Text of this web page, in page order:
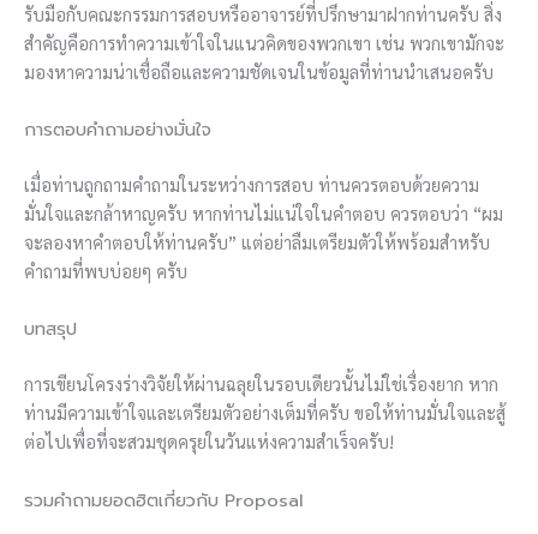
รับมือกับคณะกรรมการสอบหรืออาจารย์ที่ปรึกษามาฝากท่านครับ สิ่ง
สำคัญคือการทำความเข้าใจในแนวคิดของพวกเขา เช่น พวกเขามักจะ
มองหาความน่าเชื่อถือและความชัดเจนในข้อมูลที่ท่านนำเสนอครับ
การตอบคำถามอย่างมั่นใจ
เมื่อท่านถูกถามคำถามในระหว่างการสอบ ท่านควรตอบด้วยความ
มั่นใจและกล้าหาญครับ หากท่านไม่แน่ใจในคำตอบ ควรตอบว่า “ผม
จะลองหาคำตอบให้ท่านครับ” แต่อย่าลืมเตรียมตัวให้พร้อมสำหรับ
คำถามที่พบบ่อยๆ ครับ
บทสรุป
การเขียนโครงร่างวิจัยให้ผ่านฉลุยในรอบเดียวนั้นไม่ใช่เรื่องยาก หาก
ท่านมีความเข้าใจและเตรียมตัวอย่างเต็มที่ครับ ขอให้ท่านมั่นใจและสู้
ต่อไปเพื่อที่จะสวมชุดครุยในวันแห่งความสำเร็จครับ!
รวมคำถามยอดฮิตเกี่ยวกับ Proposal